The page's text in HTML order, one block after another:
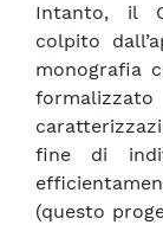
Intanto, il
colpito
monografia
fine di
(questo